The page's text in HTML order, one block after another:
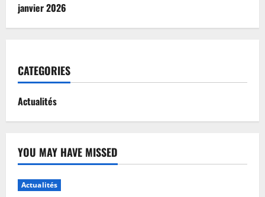
janvier 2026
CATEGORIES
Actualités
YOU MAY HAVE MISSED
Actualités